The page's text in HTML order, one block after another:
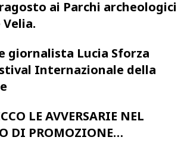
ai Parchi archeologici
giornalista Lucia Sforza
Internazionale della
LE AVVERSARIE NEL
DI PROMOZIONE…